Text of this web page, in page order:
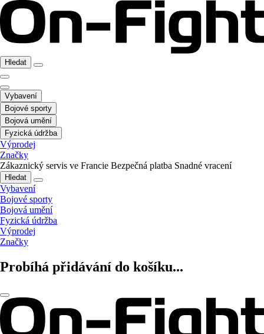
Hledat
Vybavení
Bojové sporty
Bojová umění
Fyzická údržba
Výprodej
Značky
Zákaznický servis ve Francie Bezpečná platba Snadné vracení
Hledat
Vybavení
Bojové sporty
Bojová umění
Fyzická údržba
Výprodej
Značky
Probíhá přidávání do košíku...